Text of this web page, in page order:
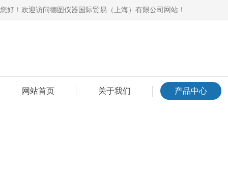
您好！欢迎访问德图仪器国际贸易（上海）有限公司网站！
网站首页 关于我们 产品中心